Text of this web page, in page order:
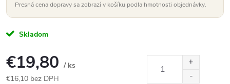
Presná cena dopravy sa zobrazí v košíku podľa hmotnosti objednávky.
Skladom
€19,80 / ks
€16,10 bez DPH